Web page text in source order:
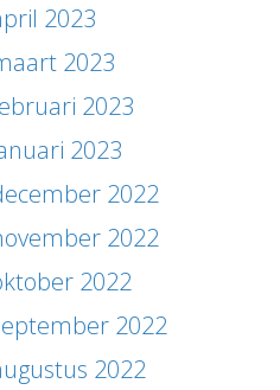
2023
2023
2023
2023
2022
2022
2022
2022
2022